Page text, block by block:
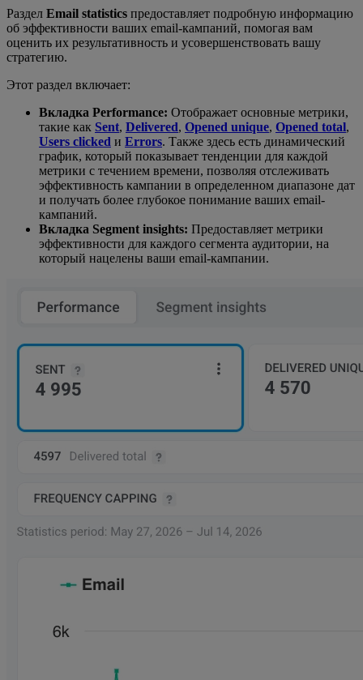
Раздел Email statistics предоставляет подробную информацию
об эффективности ваших email-кампаний, помогая вам
оценить их результативность и усовершенствовать вашу
стратегию.
Этот раздел включает:
Вкладка Performance: Отображает основные метрики,
такие как Sent, Delivered, Opened unique, Opened total,
Users clicked и Errors. Также здесь есть динамический
график, который показывает тенденции для каждой
метрики с течением времени, позволяя отслеживать
эффективность кампании в определенном диапазоне дат
и получать более глубокое понимание ваших email-
кампаний.
Вкладка Segment insights: Предоставляет метрики
эффективности для каждого сегмента аудитории, на
который нацелены ваши email-кампании.